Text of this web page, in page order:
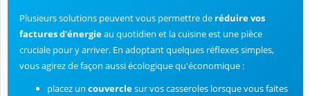
Plusieurs solutions peuvent vous permettre de réduire vos
factures d'énergieau quotidien et la cuisine est une pièce
cruciale pour y arriver. En adoptant quelques réflexes simples,
vous agirez de façon aussi écologique qu'économique :
placez un couverclesur vos casseroles lorsque vous faites